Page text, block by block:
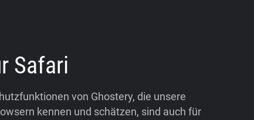
Safari
von Ghostery, die unsere
kennen und schätzen, sind auch für